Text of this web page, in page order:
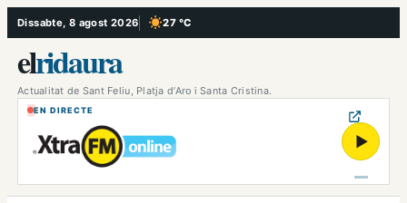
Vés
al
contingut
Dissabte, 8 agost 2026 27 °C
, Cel serè
elridaura
Actualitat de Sant Feliu, Platja d’Aro i Santa Cristina.
EN DIRECTE
▶